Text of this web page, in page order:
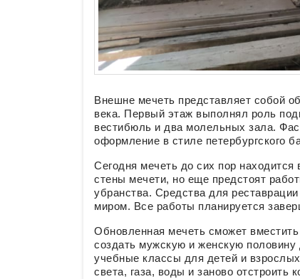
Внешне мечеть представляет собой
века. Первый этаж выполнял роль
вестибюль и два молельных зала.
оформление в стиле петербургского
Сегодня мечеть до сих пор
стены мечети, но еще предстоят
убранства. Средства для
миром. Все работы планируется
Обновленная мечеть сможет
создать мужскую и женскую
учебные классы для детей и
света, газа, воды и заново отстроить